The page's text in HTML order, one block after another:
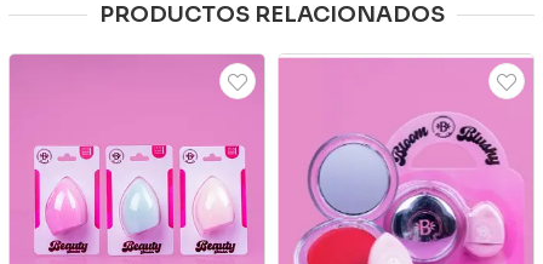
PRODUCTOS RELACIONADOS